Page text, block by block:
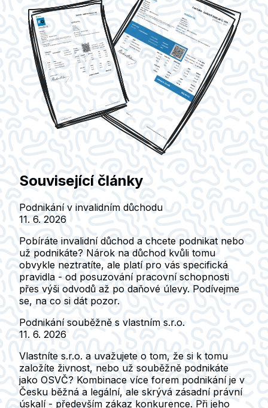
Související články
Podnikání v invalidním důchodu
11. 6. 2026
Pobíráte invalidní důchod a chcete podnikat nebo
už podnikáte? Nárok na důchod kvůli tomu
obvykle neztratíte, ale platí pro vás specifická
pravidla - od posuzování pracovní schopnosti
přes výši odvodů až po daňové úlevy. Podívejme
se, na co si dát pozor.
Podnikání souběžně s vlastním s.r.o.
11. 6. 2026
Vlastníte s.r.o. a uvažujete o tom, že si k tomu
založíte živnost, nebo už souběžně podnikáte
jako OSVČ? Kombinace více forem podnikání je v
Česku běžná a legální, ale skrývá zásadní právní
úskalí - především zákaz konkurence. Při jeho